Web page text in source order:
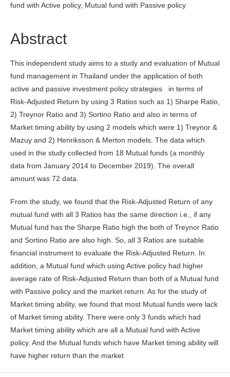
fund with Active policy, Mutual fund with Passive policy
Abstract
This independent study aims to a study and evaluation of Mutual
fund management in Thailand under the application of both
active and passive investment policy strategies in terms of
Risk-Adjusted Return by using 3 Ratios such as 1) Sharpe Ratio,
2) Treynor Ratio and 3) Sortino Ratio and also in terms of
Market timing ability by using 2 models which were 1) Treynor &
Mazuy and 2) Henriksson & Merton models. The data which
used in the study collected from 18 Mutual funds (a monthly
data from January 2014 to December 2019). The overall
amount was 72 data.
From the study, we found that the Risk-Adjusted Return of any
mutual fund with all 3 Ratios has the same direction i.e., if any
Mutual fund has the Sharpe Ratio high the both of Treynor Ratio
and Sortino Ratio are also high. So, all 3 Ratios are suitable
financial instrument to evaluate the Risk-Adjusted Return. In
addition, a Mutual fund which using Active policy had higher
average rate of Risk-Adjusted Return than both of a Mutual fund
with Passive policy and the market return. As for the study of
Market timing ability, we found that most Mutual funds were lack
of Market timing ability. There were only 3 funds which had
Market timing ability which are all a Mutual fund with Active
policy. And the Mutual funds which have Market timing ability will
have higher return than the market